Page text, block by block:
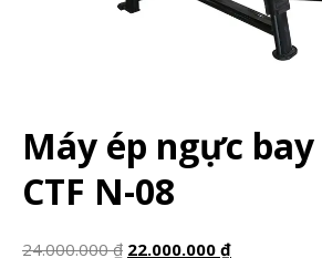
Máy ép ngực
CTF N-08
24.000.000₫ 22.000.000 ₫